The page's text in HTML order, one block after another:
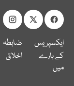
ایکسپریس
کے بارے
میں
ضابطہ
اخلاق